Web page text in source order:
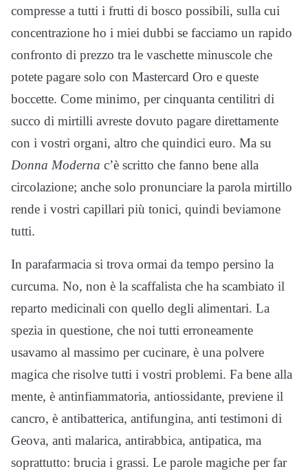
compresse a tutti i frutti di bosco possibili, sulla cui
concentrazione ho i miei dubbi se facciamo un rapido
confronto di prezzo tra le vaschette minuscole che
potete pagare solo con Mastercard Oro e queste
boccette. Come minimo, per cinquanta centilitri di
succo di mirtilli avreste dovuto pagare direttamente
con i vostri organi, altro che quindici euro. Ma su
Donna Moderna c’è scritto che fanno bene alla
circolazione; anche solo pronunciare la parola mirtillo
rende i vostri capillari più tonici, quindi beviamone
tutti.
In parafarmacia si trova ormai da tempo persino la
curcuma. No, non è la scaffalista che ha scambiato il
reparto medicinali con quello degli alimentari. La
spezia in questione, che noi tutti erroneamente
usavamo al massimo per cucinare, è una polvere
magica che risolve tutti i vostri problemi. Fa bene alla
mente, è antinfiammatoria, antiossidante, previene il
cancro, è antibatterica, antifungina, anti testimoni di
Geova, anti malarica, antirabbica, antipatica, ma
soprattutto: brucia i grassi. Le parole magiche per far